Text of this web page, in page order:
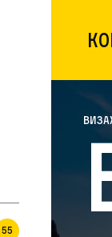
55